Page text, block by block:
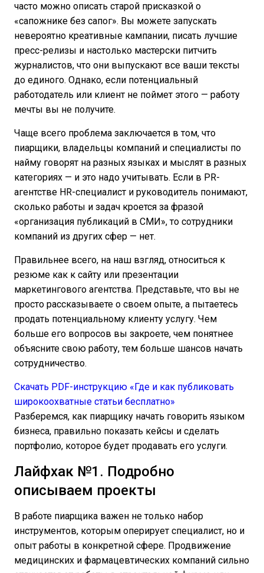
часто можно описать старой присказкой о
«сапожнике без сапог». Вы можете запускать
невероятно креативные кампании, писать лучшие
пресс-релизы и настолько мастерски питчить
журналистов, что они выпускают все ваши тексты
до единого. Однако, если потенциальный
работодатель или клиент не поймет этого — работу
мечты вы не получите.
Чаще всего проблема заключается в том, что
пиарщики, владельцы компаний и специалисты по
найму говорят на разных языках и мыслят в разных
категориях — и это надо учитывать. Если в PR-
агентстве HR-специалист и руководитель понимают,
сколько работы и задач кроется за фразой
«организация публикаций в СМИ», то сотрудники
компаний из других сфер — нет.
Правильнее всего, на наш взгляд, относиться к
резюме как к сайту или презентации
маркетингового агентства. Представьте, что вы не
просто рассказываете о своем опыте, а пытаетесь
продать потенциальному клиенту услугу. Чем
больше его вопросов вы закроете, чем понятнее
объясните свою работу, тем больше шансов начать
сотрудничество.
Скачать PDF-инструкцию «Где и как публиковать
широкоохватные статьи бесплатно»
Разберемся, как пиарщику начать говорить языком
бизнеса, правильно показать кейсы и сделать
портфолио, которое будет продавать его услуги.
Лайфхак №1. Подробно
описываем проекты
В работе пиарщика важен не только набор
инструментов, которым оперирует специалист, но и
опыт работы в конкретной сфере. Продвижение
медицинских и фармацевтических компаний сильно